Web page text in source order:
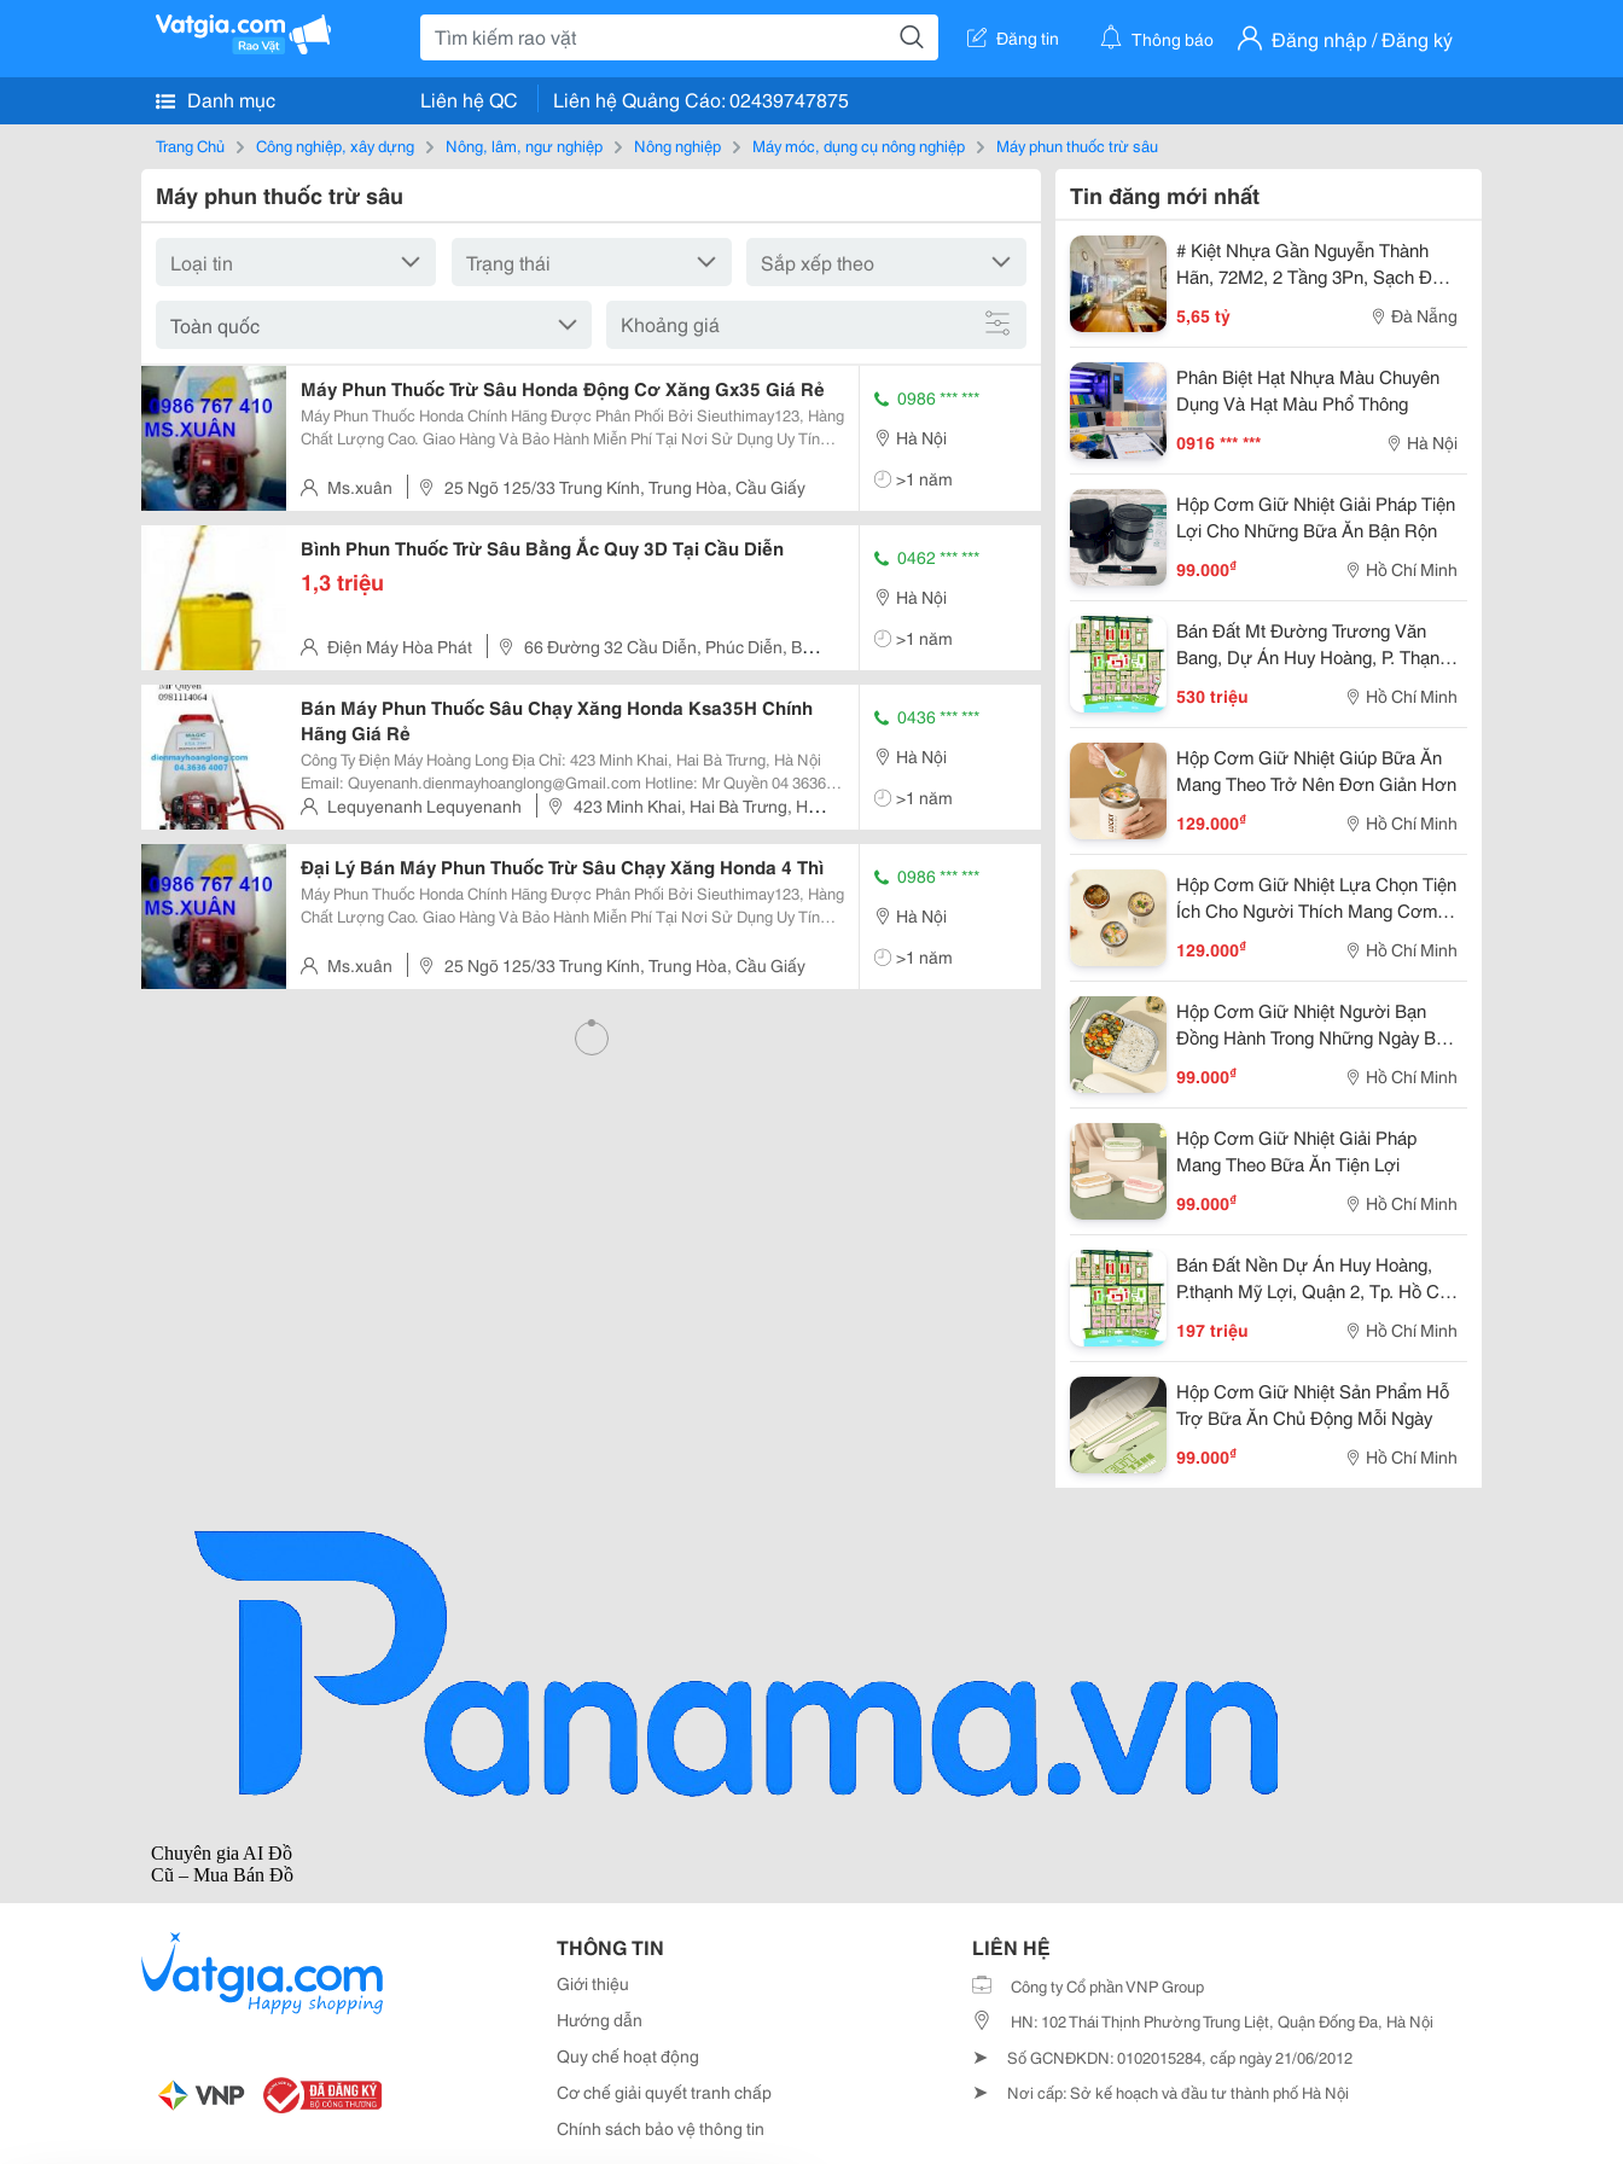
Đăng tin Thông báo Đăng nhập / Đăng ký
Danh mục Liên hệ QC Liên hệ Quảng Cáo: 02439747875
Trang Chủ Công nghiệp, xây dựng Nông, lâm, ngư nghiệp Nông nghiệp Máy móc, dụng cụ nông nghiệp Máy phun thuốc trừ sâu
Máy phun thuốc trừ sâu
Khoảng giá
Máy Phun Thuốc Trừ Sâu Honda Động Cơ Xăng Gx35 Giá Rẻ
Máy Phun Thuốc Honda Chính Hãng Được Phân Phối Bởi Sieuthimay123, Hàng
Chất Lượng Cao. Giao Hàng Và Bảo Hành Miễn Phí Tại Nơi Sử Dụng Uy Tín
Giá Tốt Nhất. Quý Khách Click Vào
Ms.xuân 25 Ngõ 125/33 Trung Kính, Trung Hòa, Cầu Giấy
0986 *** ***
Hà Nội
>1 năm
Bình Phun Thuốc Trừ Sâu Bằng Ắc Quy 3D Tại Cầu Diễn
1,3 triệu
Điện Máy Hòa Phát
66 Đường 32 Cầu Diễn, Phúc Diễn, Bắc
Từ Liêm
0462 *** ***
Hà Nội
>1 năm
Bán Máy Phun Thuốc Sâu Chạy Xăng Honda Ksa35H Chính
Hãng Giá Rẻ
Công Ty Điện Máy Hoàng Long Địa Chỉ: 423 Minh Khai, Hai Bà Trưng, Hà Nội
Email: Quyenanh.dienmayhoanglong@Gmail.com Hotline: Mr Quyền 04 3636
4007 ( Ấn Phím 10 6) Đtdđ: 0981114064 Web: Dienmayhoanglong.com​ Đại Lý
Phân Phối Máy Phun Th
Lequyenanh Lequyenanh
423 Minh Khai, Hai Bà Trưng, Hà
Nội
0436 *** ***
Hà Nội
>1 năm
Đại Lý Bán Máy Phun Thuốc Trừ Sâu Chạy Xăng Honda 4 Thì
Máy Phun Thuốc Honda Chính Hãng Được Phân Phối Bởi Sieuthimay123, Hàng
Chất Lượng Cao. Giao Hàng Và Bảo Hành Miễn Phí Tại Nơi Sử Dụng Uy Tín
Giá Tốt Nhất. Quý Khách Click Và
Ms.xuân 25 Ngõ 125/33 Trung Kính, Trung Hòa, Cầu Giấy
0986 *** ***
Hà Nội
>1 năm
Tin đăng mới nhất
# Kiệt Nhựa Gần Nguyễn Thành
Hãn, 72M2, 2 Tầng 3Pn, Sạch Đẹp
5,65 tỷ Đà Nẵng
Phân Biệt Hạt Nhựa Màu Chuyên
Dụng Và Hạt Màu Phổ Thông
0916 *** *** Hà Nội
Hộp Cơm Giữ Nhiệt Giải Pháp Tiện
Lợi Cho Những Bữa Ăn Bận Rộn
99.000₫ Hồ Chí Minh
Bán Đất Mt Đường Trương Văn
Bang, Dự Án Huy Hoàng, P. Thạnh
Mỹ Lợi, Quận 2, (8X21M) Giá
530Tr/M2
530 triệu Hồ Chí Minh
Hộp Cơm Giữ Nhiệt Giúp Bữa Ăn
Mang Theo Trở Nên Đơn Giản Hơn
129.000₫ Hồ Chí Minh
Hộp Cơm Giữ Nhiệt Lựa Chọn Tiện
Ích Cho Người Thích Mang Cơm
129.000₫ Hồ Chí Minh
Hộp Cơm Giữ Nhiệt Người Bạn
Đồng Hành Trong Những Ngày Bận
99.000₫ Hồ Chí Minh
Hộp Cơm Giữ Nhiệt Giải Pháp
Mang Theo Bữa Ăn Tiện Lợi
99.000₫ Hồ Chí Minh
Bán Đất Nền Dự Án Huy Hoàng,
P.thạnh Mỹ Lợi, Quận 2, Tp. Hồ Chí
Minh (15X20M) Giá 197Tr/M2
197 triệu Hồ Chí Minh
Hộp Cơm Giữ Nhiệt Sản Phẩm Hỗ
Trợ Bữa Ăn Chủ Động Mỗi Ngày
99.000₫ Hồ Chí Minh
THÔNG TIN
Giới thiệu
Hướng dẫn
Quy chế hoạt động
Cơ chế giải quyết tranh chấp
Chính sách bảo vệ thông tin
LIÊN HỆ
Công ty Cổ phần VNP Group
HN: 102 Thái Thịnh Phường Trung Liệt, Quận Đống Đa, Hà Nội
➤ Số GCNĐKDN: 0102015284, cấp ngày 21/06/2012
➤ Nơi cấp: Sở kế hoạch và đầu tư thành phố Hà Nội